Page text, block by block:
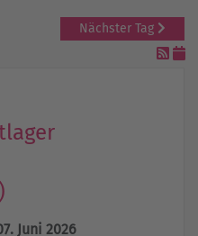
Nächster Tag
Juni 2026